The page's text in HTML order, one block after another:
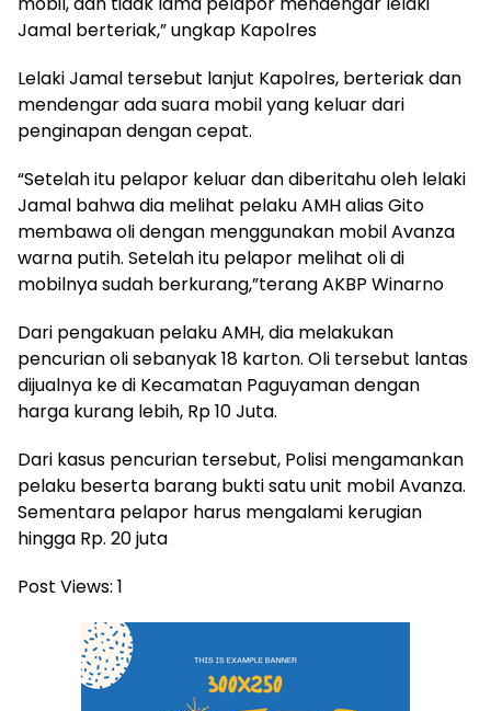
Jamal berteriak,” ungkap Kapolres
Lelaki Jamal tersebut lanjut Kapolres, berteriak dan
mendengar ada suara mobil yang keluar dari
penginapan dengan cepat.
“Setelah itu pelapor keluar dan diberitahu oleh lelaki
Jamal bahwa dia melihat pelaku AMH alias Gito
membawa oli dengan menggunakan mobil Avanza
warna putih. Setelah itu pelapor melihat oli di
mobilnya sudah berkurang,”terang AKBP Winarno
Dari pengakuan pelaku AMH, dia melakukan
pencurian oli sebanyak 18 karton. Oli tersebut lantas
dijualnya ke di Kecamatan Paguyaman dengan
harga kurang lebih, Rp 10 Juta.
Dari kasus pencurian tersebut, Polisi mengamankan
pelaku beserta barang bukti satu unit mobil Avanza.
Sementara pelapor harus mengalami kerugian
hingga Rp. 20 juta
Post Views: 1